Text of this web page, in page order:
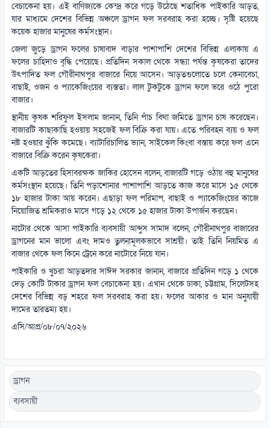
বেচাকেনা হয়। এই বাণিজ্যকে কেন্দ্র করে গড়ে উঠেছে শতাধিক পাইকারি আড়ত,
যার মাধ্যমে দেশের বিভিন্ন অঞ্চলে ড্রাগন ফল সরবরাহ করা হচ্ছে। সৃষ্টি হয়েছে
কয়েক হাজার মানুষের কর্মসংস্থান।
জেলা জুড়ে ড্রাগন ফলের চাষাবাদ বাড়ার পাশাপাশি দেশের বিভিন্ন এলাকায় এ
ফলের চাহিদাও বৃদ্ধি পেয়েছে। প্রতিদিন সকাল থেকে সন্ধ্যা পর্যন্ত কৃষকেরা তাদের
উৎপাদিত ফল গৌরীনাথপুর বাজারে নিয়ে আসেন। আড়তগুলোতে চলে কেনাবেচা,
বাছাই, ওজন ও প্যাকেজিংয়ের ব্যস্ততা। লাল টুকটুকে ড্রাগন ফলে ভরে ওঠে পুরো
বাজার।
স্থানীয় কৃষক শরিফুল ইসলাম জানান, তিনি পাঁচ বিঘা জমিতে ড্রাগন চাষ করেছেন।
বাজারটি কাছাকাছি হওয়ায় সহজেই ফল বিক্রি করা যায়। এতে পরিবহন ব্যয় ও ফল
নষ্ট হওয়ার ঝুঁকি কমেছে। ব্যাটারিচালিত ভ্যান, সাইকেল কিংবা বস্তায় করে ফল এনে
বাজারে বিক্রি করেন কৃষকেরা।
একটি আড়তের হিসাবরক্ষক জাকির হোসেন বলেন, বাজারটি গড়ে ওঠায় বহু মানুষের
কর্মসংস্থান হয়েছে। তিনি পড়াশোনার পাশাপাশি আড়তে কাজ করে মাসে ১৫ থেকে
১৮ হাজার টাকা আয় করেন। এছাড়া ফল পরিমাপ, বাছাই ও প্যাকেজিংয়ের কাজে
নিয়োজিত শ্রমিকরাও মাসে গড়ে ১২ থেকে ১৫ হাজার টাকা উপার্জন করছেন।
নাটোর থেকে আসা পাইকারি ব্যবসায়ী আব্দুস সামাদ বলেন, গৌরীনাথপুর বাজারের
ড্রাগনের মান ভালো এবং দামও তুলনামূলকভাবে সাশ্রয়ী। তাই তিনি নিয়মিত এ
বাজার থেকে ফল কিনে ট্রেনে করে নাটোরে নিয়ে যান।
পাইকারি ও খুচরা আড়তদার সাঈদ সরকার জানান, বাজারে প্রতিদিন গড়ে ১ থেকে
দেড় কোটি টাকার ড্রাগন ফল বেচাকেনা হয়। এখান থেকে ঢাকা, চট্টগ্রাম, সিলেটসহ
দেশের বিভিন্ন বড় শহরে ফল সরবরাহ করা হয়। ফলের আকার ও মান অনুযায়ী
দামের তারতম্য হয়।
এসি/আপ্র/০৮/০৭/২০২৬
ড্রাগন
ব্যবসায়ী